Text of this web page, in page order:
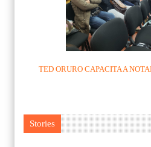
TED ORURO CAPACITA A
Stories